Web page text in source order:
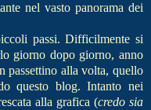
nel vasto panorama dei
passi. Difficilmente si
giorno dopo giorno, anno
passettino alla volta, quello
questo blog. Intanto nei
alla grafica (credo sia